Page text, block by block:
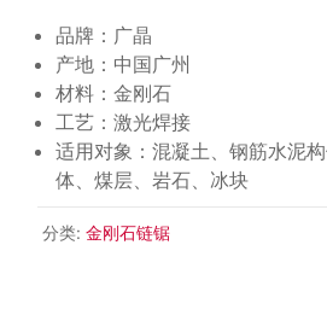
品牌：广晶
产地：中国广州
材料：金刚石
工艺：激光焊接
适用对象：混凝土、钢筋水泥
体、煤层、岩石、冰块
分类: 金刚石链锯